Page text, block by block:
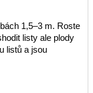
1,5–3 m. Roste
listy ale plody
listů a jsou